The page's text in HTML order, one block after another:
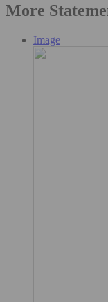
More
Image